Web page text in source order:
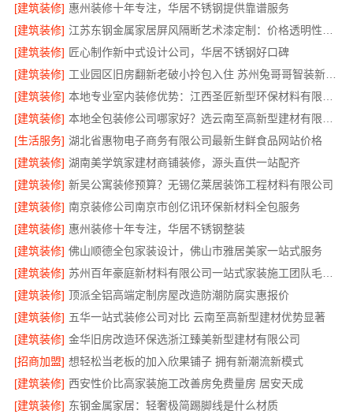
[建筑装修] 惠州装修十年专注，华居不锈钢提供靠谱服务
[建筑装修]
[建筑装修] 匠心制作新中式设计公司，华居不锈钢好口碑
[建筑装修]
工业园区旧房翻新老破小拎包入住 苏州兔哥哥智装新材料有限公司
[建筑装修]
[建筑装修]
[生活服务] 湖北省惠物电子商务有限公司最新生鲜食品网站价格
[建筑装修] 湖南美学筑家建材商铺装修，源头直供一站配齐
[建筑装修] 新吴公寓装修预算？无锡亿莱居装饰工程材料有限公司
[建筑装修] 南京装修公司南京市创亿讯环保新材料全包服务
[建筑装修] 惠州装修十年专注，华居不锈钢整装
[建筑装修] 佛山顺德全包家装设计，佛山市雅居美家一站式服务
[建筑装修]
[建筑装修] 顶派全铝高端定制房屋改造防潮防腐实惠报价
[建筑装修] 五华一站式装修公司对比 云南至高新型建材优势显著
[建筑装修] 金华旧房改造环保选浙江臻美新型建材有限公司
[招商加盟] 想轻松当老板的加入欣果铺子 拥有新潮流新模式
[建筑装修] 西安性价比高家装施工改善房免费量房 居安天成
[建筑装修] 东钢金属家居：轻奢极简踢脚线是什么材质